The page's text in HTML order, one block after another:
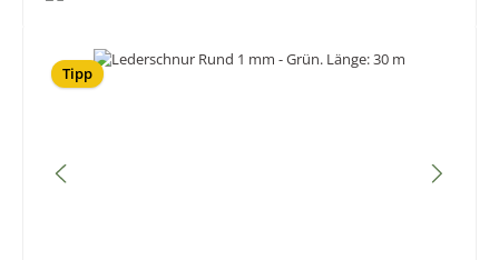
Bildergalerie überspringen
Tipp